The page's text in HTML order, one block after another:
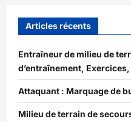
Articles récents
Entraîneur de milieu de
d’entraînement,
Attaquant : Marquage de
Milieu de terrain de